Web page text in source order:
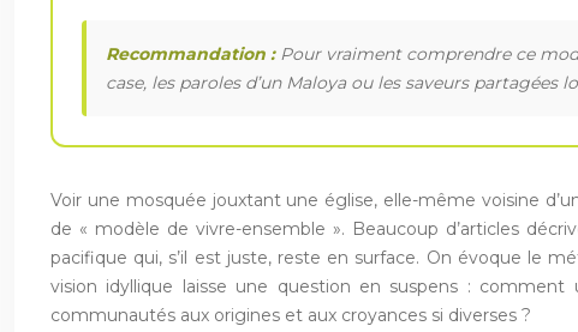
Recommandation :Pour vraiment comprendre ce
case, les paroles d’un Maloya ou les saveurs partagées
Voir une mosquée jouxtant une église, elle-même voisine
de « modèle de vivre-ensemble ». Beaucoup d’articles
pacifique qui, s’il est juste, reste en surface. On évoque le
vision idyllique laisse une question en suspens :
communautés aux origines et aux croyances si diverses ?